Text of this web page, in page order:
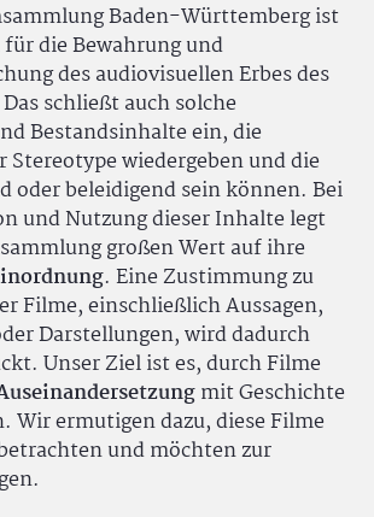
Baden-Württemberg ist
die Bewahrung und
des audiovisuellen Erbes des
schließt auch solche
Bestandsinhalte ein, die
Stereotype wiedergeben und die
oder beleidigend sein können. Bei
und Nutzung dieser Inhalte legt
großen Wert auf ihre
. Eine Zustimmung zu
Filme, einschließlich Aussagen,
Darstellungen, wird dadurch
Unser Ziel ist es, durch Filme
mit Geschichte
Wir ermutigen dazu, diese Filme
und möchten zur